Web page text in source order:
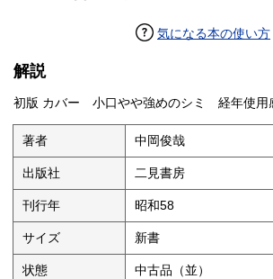
気になる本の使い方
解説
初版 カバー 小口やや強めのシミ 経年使用
著者 中岡俊哉
出版社 二見書房
刊行年 昭和58
サイズ 新書
状態 中古品（並）